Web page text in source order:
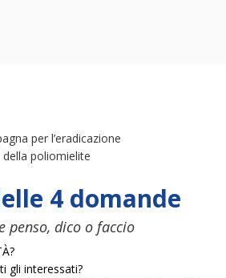
per l’eradicazione
della poliomielite
4 domande
penso, dico o faccio
gli interessati?